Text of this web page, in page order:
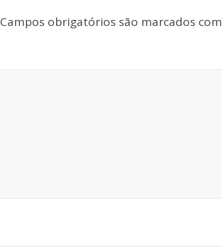
Campos obrigatórios são marcados com